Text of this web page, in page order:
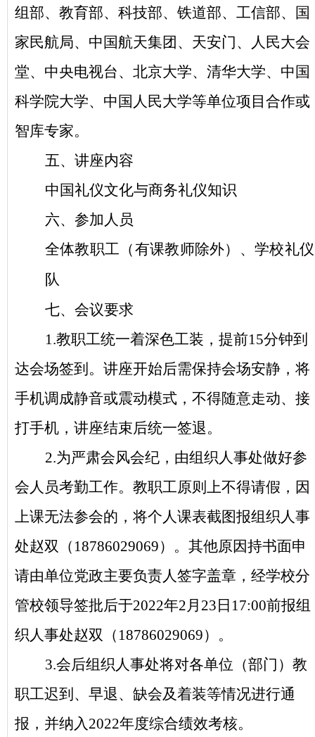
组部、教育部、科技部、铁道部、工信部、国
家民航局、中国航天集团、天安门、人民大会
堂、中央电视台、北京大学、清华大学、中国
科学院大学、中国人民大学等单位项目合作或
智库专家。
五、讲座内容
中国礼仪文化与商务礼仪知识
六、参加 人员
全体教职工 （有课教师除外）、学校礼仪
队
七、会议要求
1.教职工统一着深色工装，提前15分钟到
达会场签到。 讲座开始后需保持会场安静，将
手机调成静音或震动模式，不得随意走动、接
打手机 ， 讲座结束后统一签退。
2.为严肃会风会纪，由组织人事处做好参
会人员考勤工作。教职工原则上不得请假 ， 因
上课无法参会的，将个人课表截图报组织人事
处赵双（ 18786029069）。其他原因持书面申
请由单位党政主要负责人签字盖章，经学校分
管校领导签批后于2022年2月23日17:00前报组
织人事处赵双 （ 18786029069） 。
3.会后组织人事处将对各单位（部门）教
职工迟到、早退、缺会及着装等情况进行通
报，并纳入2022年度综合绩效考核。